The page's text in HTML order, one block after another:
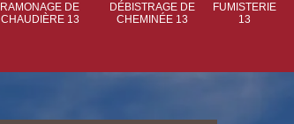
RAMONAGE DE
CHAUDIÈRE 13
DÉBISTRAGE DE
CHEMINÉE 13
FUMISTERIE
13